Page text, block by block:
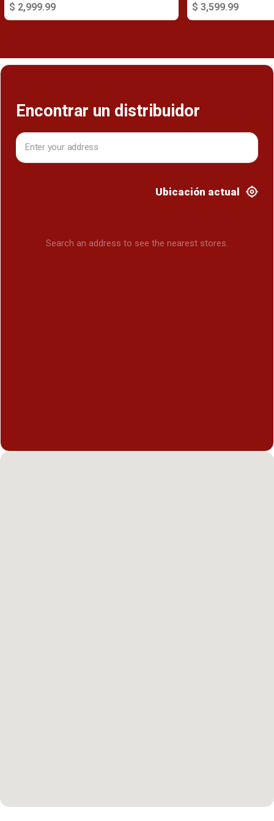
$ 2,999.99 $ 3,599.99
Encontrar un distribuidor
Ubicación actual
Search an address to see the nearest stores.